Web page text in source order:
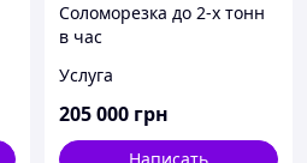
Соломорезка до 2-х тонн
в час
Услуга
205 000 грн